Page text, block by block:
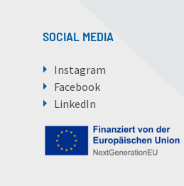
SOCIAL MEDIA
Instagram
Facebook
LinkedIn